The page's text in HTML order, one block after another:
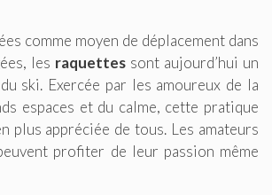
comme moyen de déplacement dans
les raquettes sont aujourd’hui un
ski. Exercée par les amoureux de la
espaces et du calme, cette pratique
plus appréciée de tous. Les amateurs
profiter de leur passion même